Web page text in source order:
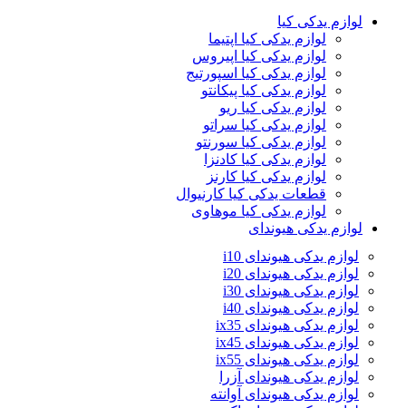
لوازم یدکی کیا
لوازم یدکی کیا اپتیما
لوازم یدکی کیا اپیروس
لوازم یدکی کیا اسپورتیج
لوازم یدکی کیا پیکانتو
لوازم یدکی کیا ریو
لوازم یدکی کیا سراتو
لوازم یدکی کیا سورنتو
لوازم یدکی کیا کادنزا
لوازم یدکی کیا کارنز
قطعات یدکی کیا کارنیوال
لوازم یدکی کیا موهاوی
لوازم یدکی هیوندای
لوازم یدکی هیوندای i10
لوازم یدکی هیوندای i20
لوازم یدکی هیوندای i30
لوازم یدکی هیوندای i40
لوازم یدکی هیوندای ix35
لوازم یدکی هیوندای ix45
لوازم یدکی هیوندای ix55
لوازم یدکی هیوندای آزرا
لوازم یدکی هیوندای آوانته